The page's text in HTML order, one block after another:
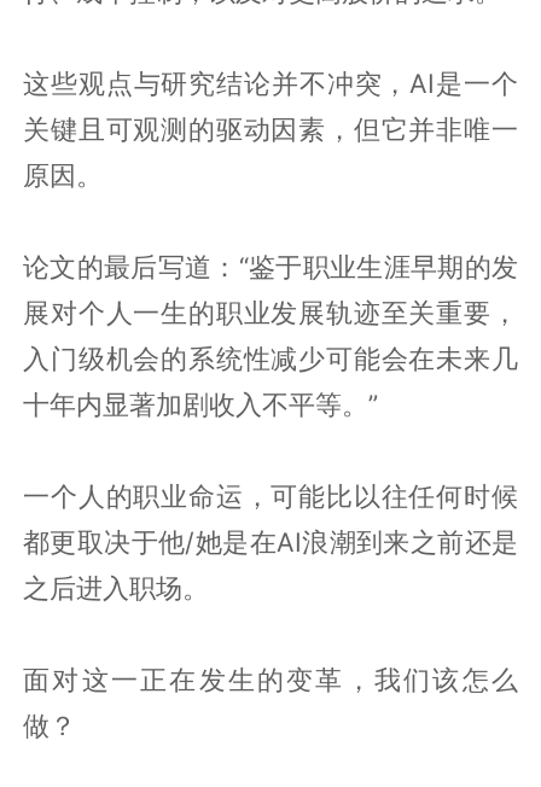
这些观点与研究结论并不冲突，AI是一个
关键且可观测的驱动因素，但它并非唯一
原因。
论文的最后写道：“鉴于职业生涯早期的发
展对个人一生的职业发展轨迹至关重要，
入门级机会的系统性减少可能会在未来几
十年内显著加剧收入不平等。”
一个人的职业命运，可能比以往任何时候
都更取决于他/她是在AI浪潮到来之前还是
之后进入职场。
面对这一正在发生的变革，我们该怎么
做？